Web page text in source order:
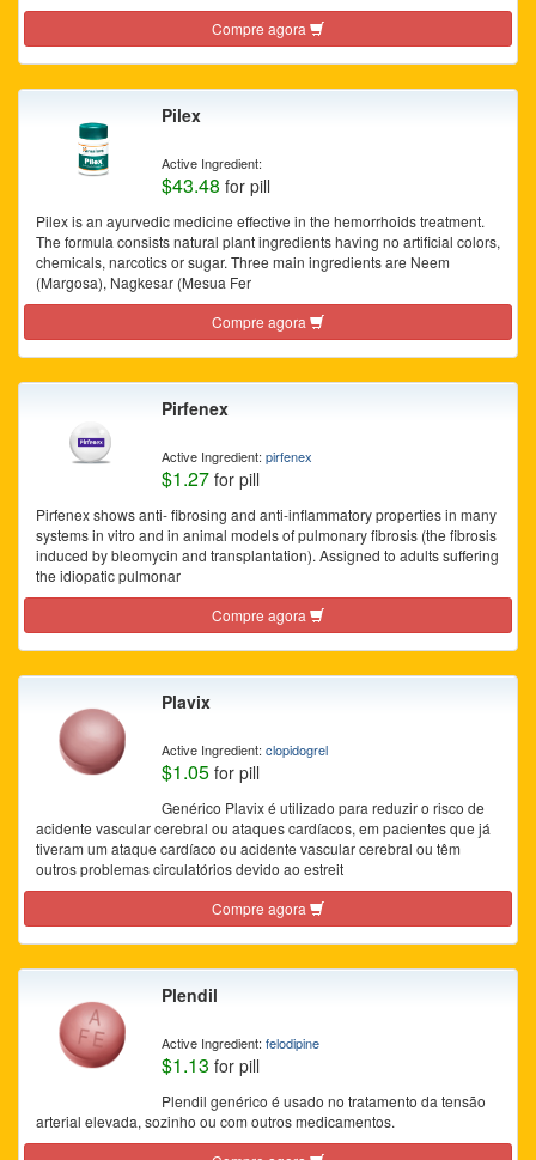
Compre agora
Pilex
Active Ingredient:
$43.48 for pill
Pilex is an ayurvedic medicine effective in the hemorrhoids treatment.
The formula consists natural plant ingredients having no artificial colors,
chemicals, narcotics or sugar. Three main ingredients are Neem
(Margosa), Nagkesar (Mesua Fer
Compre agora
Pirfenex
Active Ingredient: pirfenex
$1.27 for pill
Pirfenex shows anti- fibrosing and anti-inflammatory properties in many
systems in vitro and in animal models of pulmonary fibrosis (the fibrosis
induced by bleomycin and transplantation). Assigned to adults suffering
the idiopatic pulmonar
Compre agora
Plavix
Active Ingredient: clopidogrel
$1.05 for pill
Genérico Plavix é utilizado para reduzir o risco de
acidente vascular cerebral ou ataques cardíacos, em pacientes que já
tiveram um ataque cardíaco ou acidente vascular cerebral ou têm
outros problemas circulatórios devido ao estreit
Compre agora
Plendil
Active Ingredient: felodipine
$1.13 for pill
Plendil genérico é usado no tratamento da tensão
arterial elevada, sozinho ou com outros medicamentos.